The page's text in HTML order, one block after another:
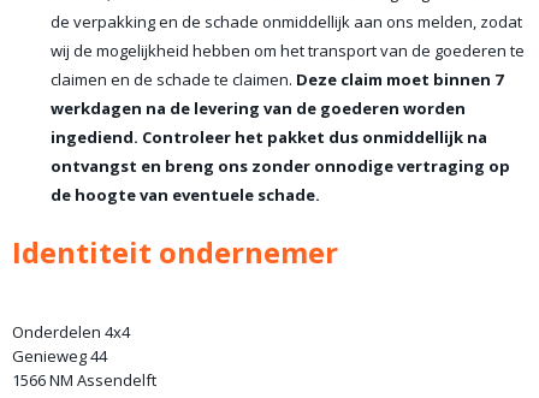
de verpakking en de schade onmiddellijk aan ons melden, zodat
wij de mogelijkheid hebben om het transport van de goederen te
claimen en de schade te claimen. Deze claim moet binnen 7
werkdagen na de levering van de goederen worden
ingediend. Controleer het pakket dus onmiddellijk na
ontvangst en breng ons zonder onnodige vertraging op
de hoogte van eventuele schade.
Identiteit ondernemer
Onderdelen 4x4
Genieweg 44
1566 NM Assendelft